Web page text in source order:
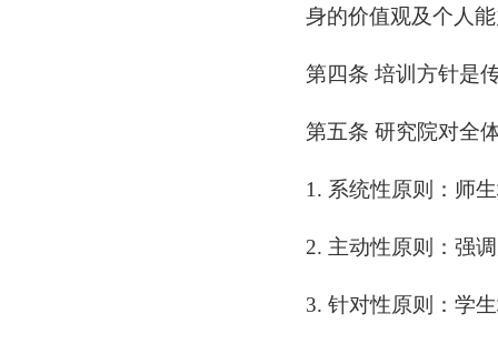
身的价值观及个人
第四条培训方针是
第五条研究院对全
1. 系统性原则：师
2. 主动性原则：强
3.针对性原则：学